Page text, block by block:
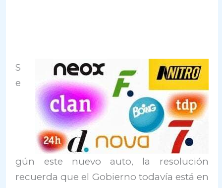
S
e
gún este nuevo auto, la resolución
recuerda que el Gobierno todavía está en